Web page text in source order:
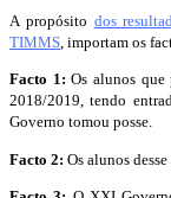
A propósito dos
TIMMS, importam os
Facto 1: Os alunos que
2018/2019, tendo
Governo tomou posse.
Facto 2: Os alunos